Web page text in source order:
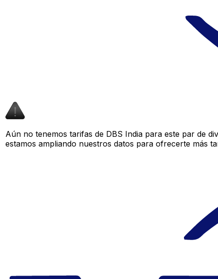
Aún no tenemos tarifas de DBS India para este par de
estamos ampliando nuestros datos para ofrecerte más